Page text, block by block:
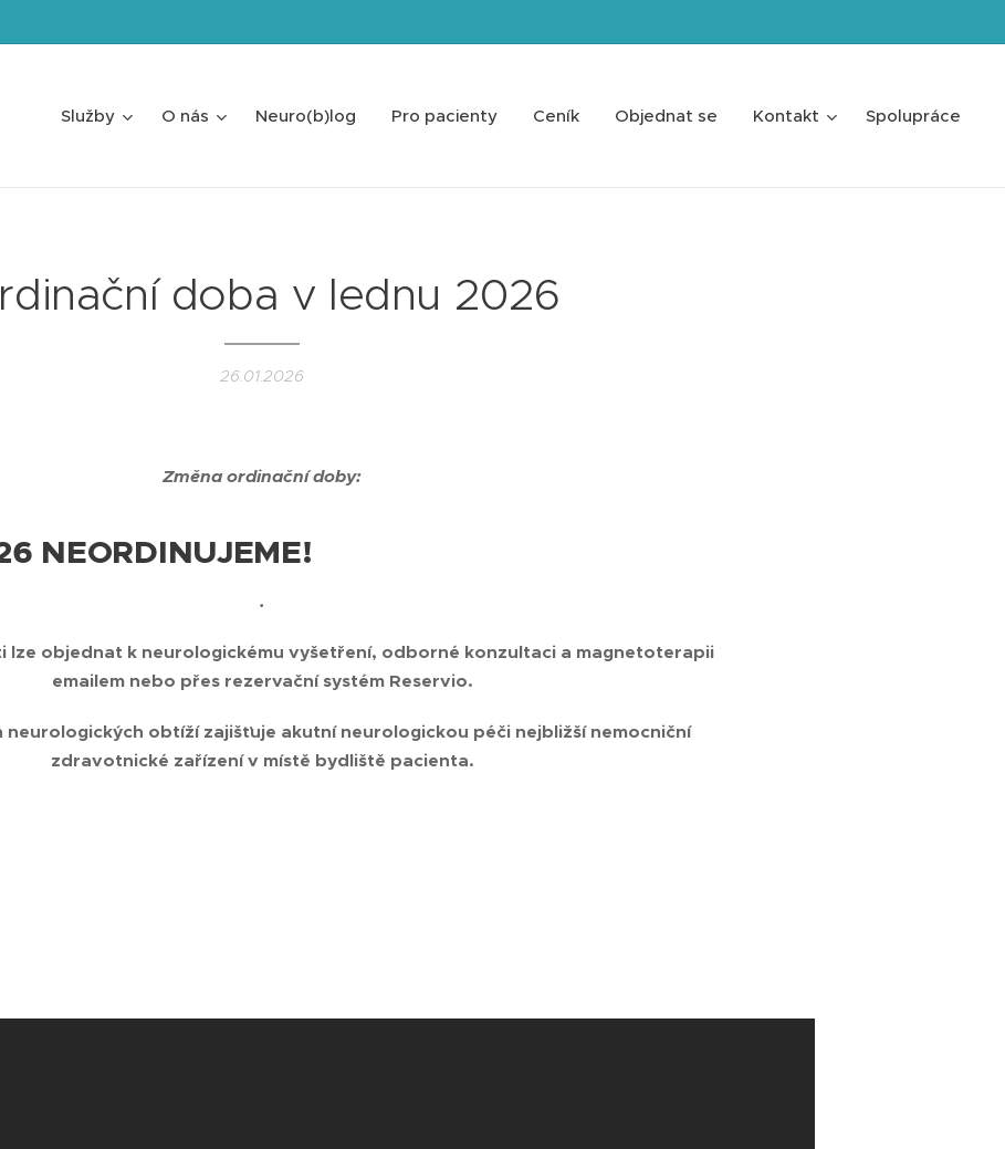
Služby O nás Neuro(b)log Pro pacienty Ceník Objednat se Kontakt Spolupráce
doba v lednu 2026
26.01.2026
Změna ordinační doby:
NEORDINUJEME!
.
lze objednat k neurologickému vyšetření, odborné konzultaci a magnetoterapii
emailem nebo přes rezervační systém Reservio.
obtíží zajišťuje akutní neurologickou péči nejbližší nemocniční
zdravotnické zařízení v místě bydliště pacienta.